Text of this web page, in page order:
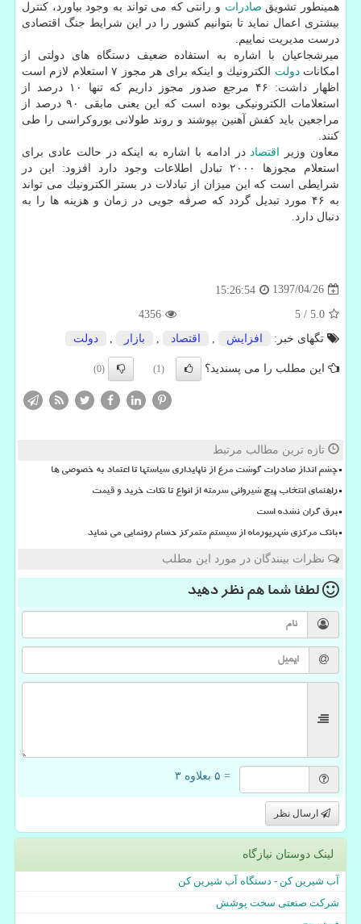
همینطور تشویق صادرات و رانتی كه می تواند به وجود بیاورد، كنترل
بیشتری اعمال نماید تا بتوانیم كشور را در این شرایط جنگ اقتصادی
درست مدیریت نماییم.
میرشجاعیان با اشاره به استفاده ضعیف دستگاه های دولتی از
امكاناتدولت
الكترونیك و اینكه برای هر مجوز ۷ استعلام لازم است
اظهار داشت: ۴۶ مرجع صدور مجوز داریم كه تنها ۱۰ درصد از
استعلامات الكترونیكی بوده است كه این یعنی مابقی ۹۰ درصد از
مراجعین باید كفش آهنین بپوشند و روند طولانی بوروكراسی را طی
كنند.
معاون وزیر
اقتصاد در ادامه با اشاره به اینكه در حالت عادی برای
استعلام مجوزها ۲۰۰۰ تبادل اطلاعات وجود دارد افزود: این در
شرایطی است كه این میزان از تبادلات در بستر الكترونیك می تواند
به ۴۶ مورد تبدیل گردد كه صرفه جویی در زمان و هزینه ها را به
دنبال دارد.
1397/04/26
15:26:54
5.0
/
5
4356
تگهای خبر:
افزایش اقتصاد بازار دولت
این مطلب را می پسندید؟ (1)
(0)
تازه ترین مطالب مرتبط
چشم انداز صادرات گوشت مرغ از ناپایداری سیاستها تا اعتماد به خصوصی ها
راهنمای انتخاب پیچ شیروانی سرمته از انواع تا نکات خرید و قیمت
برق گران نشده است
بانک مرکزی شهریورماه از سیستم متمرکز حسام رونمایی می نماید
نظرات بینندگان در مورد این مطلب
لطفا شما همنظر دهید
= ۵ بعلاوه ۳
ارسال نظر
لینک دوستان نیازگاه
آب شیرین کن - دستگاه آب شیرین کن
شرکت صنعتی سخت پوشش